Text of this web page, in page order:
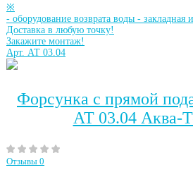
※
- оборудование возврата воды - закладная
Доставка в любую точку!
Закажите монтаж!
Арт. АТ 03.04
Форсунка с прямой
АТ 03.04 Аква-
Отзывы 0